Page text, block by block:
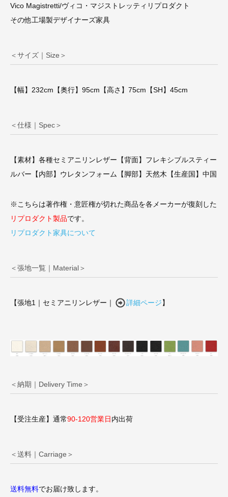
Vico Magistretti/ヴィコ・マジストレッティリプロダクト
その他工場製デザイナーズ家具
＜サイズ｜Size＞
【幅】232cm【奥行】95cm【高さ】75cm【SH】45cm
＜仕様｜Spec＞
【素材】各種セミアニリンレザー【背面】フレキシブルスティー
ルバー【内部】ウレタンフォーム【脚部】天然木【生産国】中国
※こちらは著作権・意匠権が切れた商品を各メーカーが復刻した
リプロダクト製品です。
リプロダクト家具について
＜張地一覧｜Material＞
【張地1｜セミアニリンレザー｜ 詳細ページ】
＜納期｜Delivery Time＞
【受注生産】通常90-120営業日内出荷
＜送料｜Carriage＞
送料無料でお届け致します。